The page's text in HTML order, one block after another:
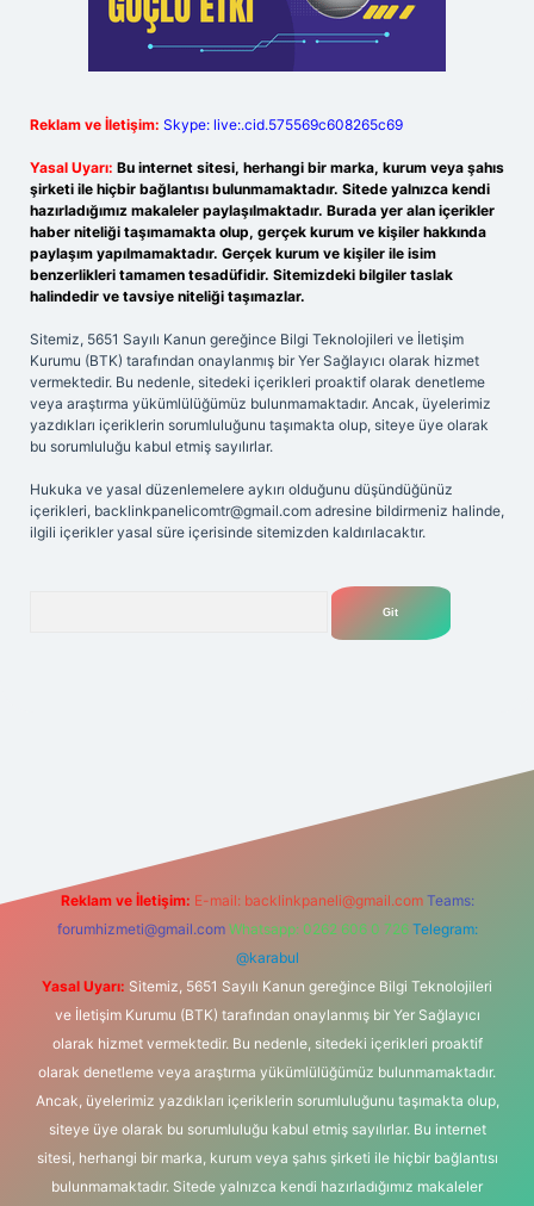
Reklam ve İletişim: Skype: live:.cid.575569c608265c69
Yasal Uyarı: Bu internet sitesi, herhangi bir marka, kurum veya şahıs
şirketi ile hiçbir bağlantısı bulunmamaktadır. Sitede yalnızca kendi
hazırladığımız makaleler paylaşılmaktadır. Burada yer alan içerikler
haber niteliği taşımamakta olup, gerçek kurum ve kişiler hakkında
paylaşım yapılmamaktadır. Gerçek kurum ve kişiler ile isim
benzerlikleri tamamen tesadüfidir. Sitemizdeki bilgiler taslak
halindedir ve tavsiye niteliği taşımazlar.
Sitemiz, 5651 Sayılı Kanun gereğince Bilgi Teknolojileri ve İletişim
Kurumu (BTK) tarafından onaylanmış bir Yer Sağlayıcı olarak hizmet
vermektedir. Bu nedenle, sitedeki içerikleri proaktif olarak denetleme
veya araştırma yükümlülüğümüz bulunmamaktadır. Ancak, üyelerimiz
yazdıkları içeriklerin sorumluluğunu taşımakta olup, siteye üye olarak
bu sorumluluğu kabul etmiş sayılırlar.
Hukuka ve yasal düzenlemelere aykırı olduğunu düşündüğünüz
içerikleri, backlinkpanelicomtr@gmail.com adresine bildirmeniz halinde,
ilgili içerikler yasal süre içerisinde sitemizden kaldırılacaktır.
Reklam ve İletişim: E-mail: backlinkpaneli@gmail.com Teams:
forumhizmeti@gmail.com Whatsapp: 0262 606 0 726 Telegram:
@karabul
Yasal Uyarı: Sitemiz, 5651 Sayılı Kanun gereğince Bilgi Teknolojileri
ve İletişim Kurumu (BTK) tarafından onaylanmış bir Yer Sağlayıcı
olarak hizmet vermektedir. Bu nedenle, sitedeki içerikleri proaktif
olarak denetleme veya araştırma yükümlülüğümüz bulunmamaktadır.
Ancak, üyelerimiz yazdıkları içeriklerin sorumluluğunu taşımakta olup,
siteye üye olarak bu sorumluluğu kabul etmiş sayılırlar. Bu internet
sitesi, herhangi bir marka, kurum veya şahıs şirketi ile hiçbir bağlantısı
bulunmamaktadır. Sitede yalnızca kendi hazırladığımız makaleler